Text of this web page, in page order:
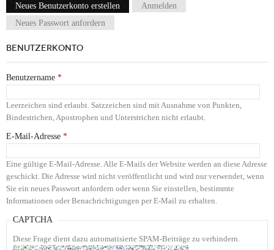
Haupt-Reiter
Neues Benutzerkonto erstellen (aktiver Reiter)
Anmelden
Neues Passwort anfordern
BENUTZERKONTO
Benutzername *
Leerzeichen sind erlaubt. Satzzeichen sind mit Ausnahme von Punkten,
Bindestrichen, Apostrophen und Unterstrichen nicht erlaubt.
E-Mail-Adresse *
Eine gültige E-Mail-Adresse. Alle E-Mails der Website werden an diese Adresse
geschickt. Die Adresse wird nicht veröffentlicht und wird nur verwendet, wenn
Sie ein neues Passwort anfordern oder wenn Sie einstellen, bestimmte
Informationen oder Benachrichtigungen per E-Mail zu erhalten.
CAPTCHA
Diese Frage dient dazu automatisierte SPAM-Beiträge zu verhindern.